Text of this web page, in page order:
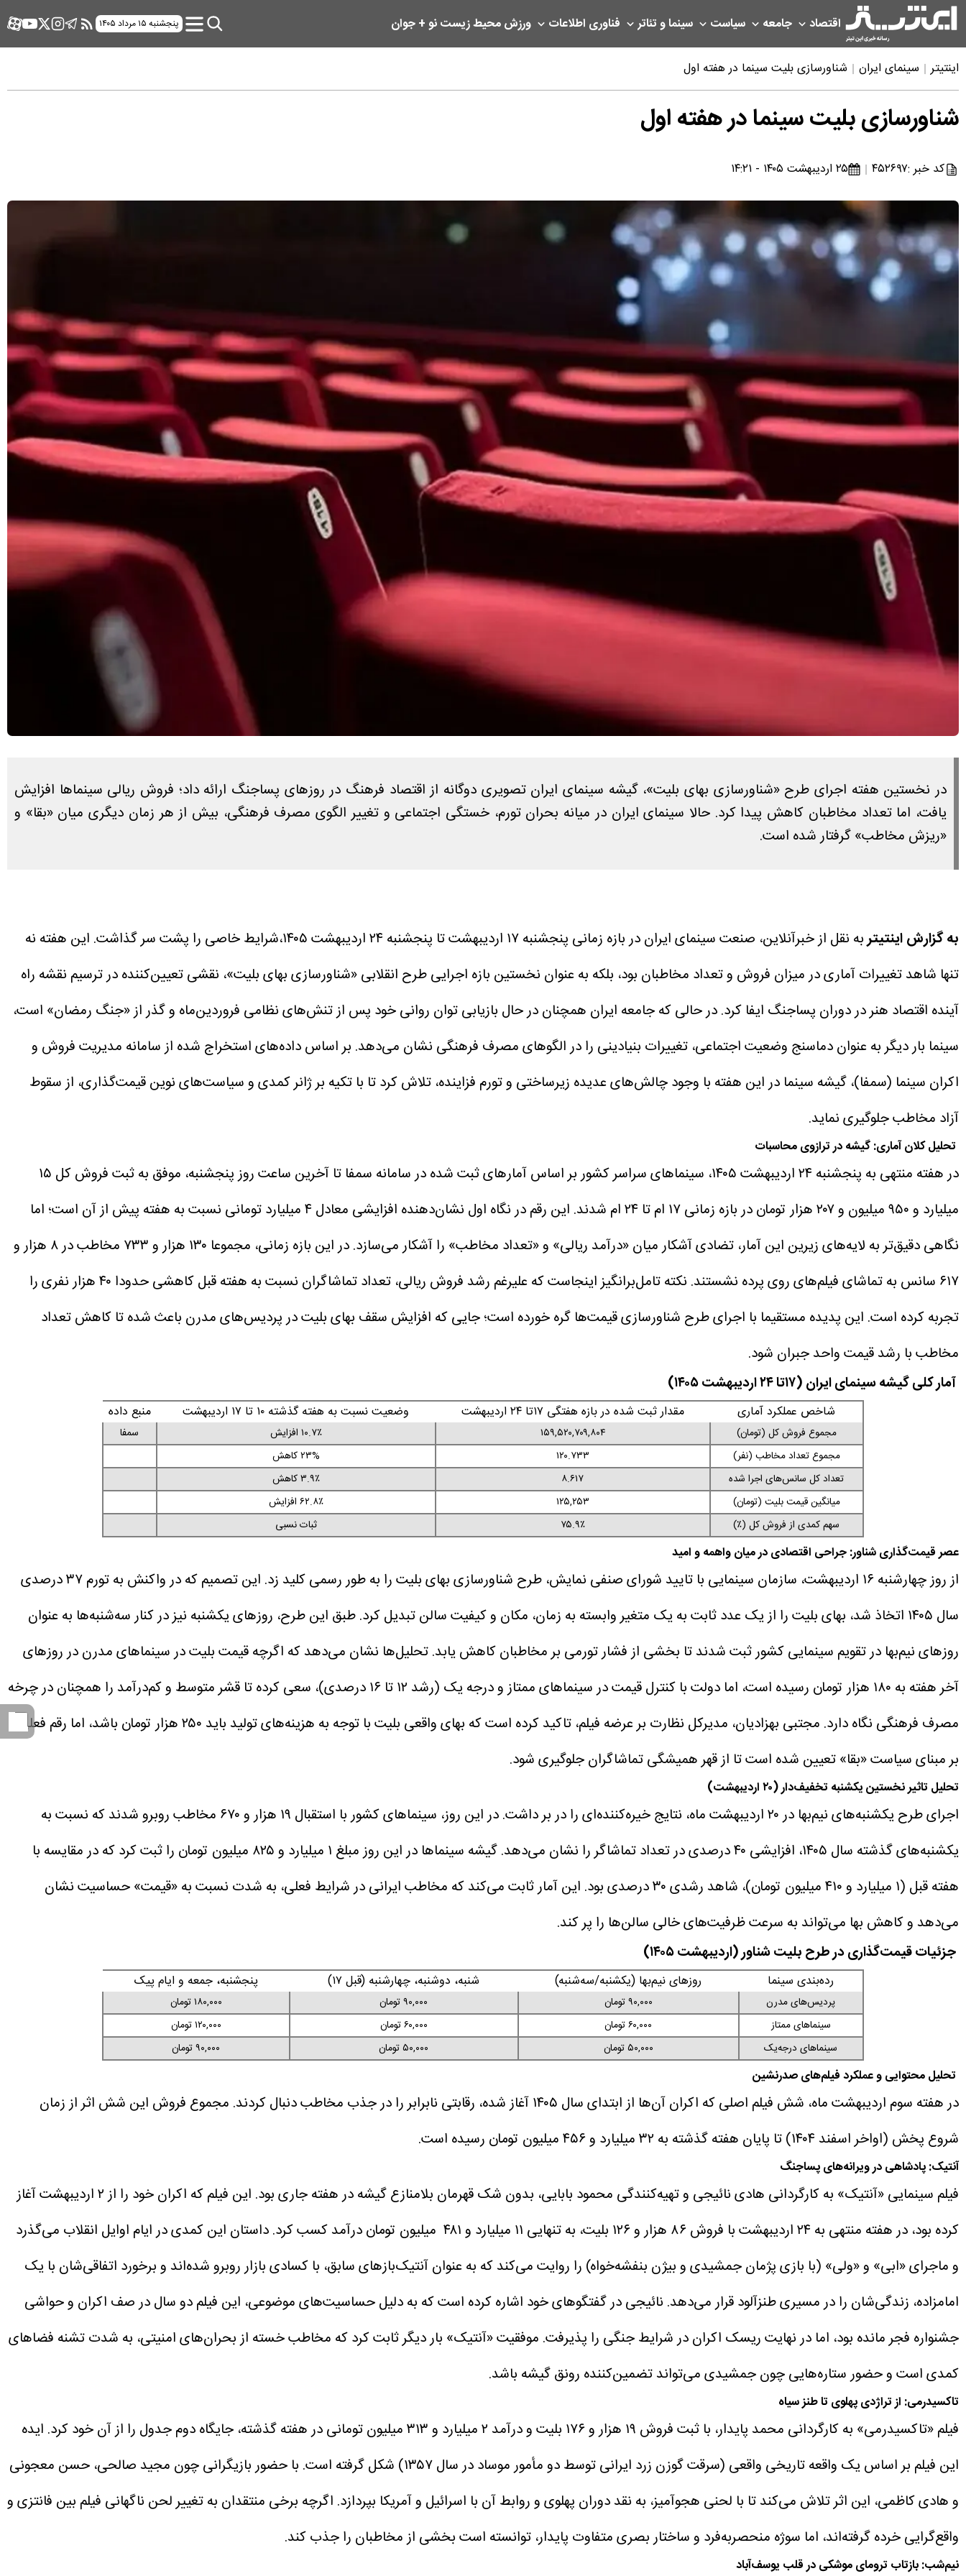
اقتصاد جامعه سیاست سینما و تئاتر فناوری اطلاعات ورزشمحیط زیستنو + جوان پنجشنبه ۱۵ مرداد ۱۴۰۵
اینتیتر سینمای ایران شناورسازی بلیت سینما در هفته اول
شناورسازی بلیت سینما در هفته اول
کد خبر :۴۵۲۶۹۷ ۲۵ اردیبهشت ۱۴۰۵ - ۱۴:۲۱
در نخستین هفته اجرای طرح «شناورسازی بهای بلیت»، گیشه سینمای ایران تصویری دوگانه از اقتصاد فرهنگ در روزهای پساجنگ ارائه داد؛ فروش ریالی سینماها افزایش
یافت، اما تعداد مخاطبان کاهش پیدا کرد. حالا سینمای ایران در میانه بحران تورم، خستگی اجتماعی و تغییر الگوی مصرف فرهنگی، بیش از هر زمان دیگری میان «بقا» و
«ریزش مخاطب» گرفتار شده است.
به گزارش اینتیتر
به نقل از خبرآنلاین، صنعت سینمای ایران در بازه زمانی پنجشنبه ۱۷ اردیبهشت تا پنجشنبه ۲۴ اردیبهشت ۱۴۰۵،شرایط خاصی را پشت سر گذاشت. این هفته نه
تنها شاهد تغییرات آماری در میزان فروش و تعداد مخاطبان بود، بلکه به عنوان نخستین بازه اجرایی طرح انقلابی «شناورسازی بهای بلیت»، نقشی تعیین‌کننده در ترسیم نقشه راه
آینده اقتصاد هنر در دوران پساجنگ ایفا کرد.در حالی که جامعه ایران همچنان در حال بازیابی توان روانی خود پس از تنش‌های نظامی فروردین‌ماه و گذر از «جنگ رمضان» است،
سینما بار دیگر به عنوان دماسنج وضعیت اجتماعی، تغییرات بنیادینی را در الگوهای مصرف فرهنگی نشان می‌دهد. بر اساس داده‌های استخراج شده از سامانه مدیریت فروش و
اکران سینما (سمفا)، گیشه سینما در این هفته با وجود چالش‌های عدیده زیرساختی و تورم فزاینده، تلاش کرد تا با تکیه بر ژانر کمدی و سیاست‌های نوین قیمت‌گذاری، از سقوط
آزاد مخاطب جلوگیری نماید.
تحلیل کلان آماری: گیشه در ترازوی محاسبات
در هفته منتهی به پنجشنبه ۲۴ اردیبهشت ۱۴۰۵، سینماهای سراسر کشور بر اساس آمارهای ثبت شده در سامانه سمفا تا آخرین ساعت روز پنجشنبه، موفق به ثبت فروش کل ۱۵
میلیارد و ۹۵۰ میلیون و ۲۰۷ هزار تومان در بازه زمانی ۱۷ ام تا ۲۴ ام شدند.
این رقم در نگاه اول نشان‌دهنده افزایشی معادل ۴ میلیارد تومانی نسبت به هفته پیش از آن است؛ اما
نگاهی دقیق‌تر به لایه‌های زیرین این آمار، تضادی آشکار میان «درآمد ریالی» و «تعداد مخاطب» را آشکار می‌سازد.
در این بازه زمانی، مجموعا ۱۳۰ هزار و ۷۳۳ مخاطب در ۸ هزار و
۶۱۷ سانس به تماشای فیلم‌های روی پرده نشستند. نکته تامل‌برانگیز اینجاست که علیرغم رشد فروش ریالی، تعداد تماشاگران نسبت به هفته قبل کاهشی حدودا ۴۰ هزار نفری را
تجربه کرده است. این پدیده مستقیما با اجرای طرح شناورسازی قیمت‌ها گره خورده است؛ جایی که افزایش سقف بهای بلیت در پردیس‌های مدرن باعث شده تا کاهش تعداد
مخاطب با رشد قیمت واحد جبران شود.
آمار کلی گیشه سینمای ایران (۱۷تا ۲۴ اردیبهشت ۱۴۰۵)
شاخص عملکرد آماری مقدار ثبت شده در بازه هفتگی ۱۷تا ۲۴ اردیبهشت وضعیت نسبت به هفته گذشته ۱۰ تا ۱۷ اردیبهشت منبع داده
مجموع فروش کل (تومان) ۱۵۹,۵۲۰,۷۰۹,۸۰۴ ۱۰.۷٪ افزایش
سمفا
مجموع تعداد مخاطب (نفر)
۱۲۰.۷۳۳
۲۳% کاهش
تعداد کل سانس‌های اجرا شده
۸.۶۱۷
۳.۹٪ کاهش
میانگین قیمت بلیت (تومان)
۱۲۵,۲۵۳
۶۲.۸٪ افزایش
سهم کمدی از فروش کل (٪)
۷۵.۹٪ ثبات نسبی
عصر قیمت‌گذاری شناور: جراحی اقتصادی در میان واهمه و امید
از روز چهارشنبه ۱۶ اردیبهشت، سازمان سینمایی با تایید شورای صنفی نمایش، طرح شناورسازی بهای بلیت را به طور رسمی کلید زد. این تصمیم که در واکنش به تورم ۳۷ درصدی
سال ۱۴۰۵ اتخاذ شد، بهای بلیت را از یک عدد ثابت به یک متغیر وابسته به زمان، مکان و کیفیت سالن تبدیل کرد. طبق این طرح، روزهای یکشنبه نیز در کنار سه‌شنبه‌ها به عنوان
روزهای نیم‌بها در تقویم سینمایی کشور ثبت شدند تا بخشی از فشار تورمی بر مخاطبان کاهش یابد.تحلیل‌ها نشان می‌دهد که اگرچه قیمت بلیت در سینماهای مدرن در روزهای
آخر هفته به ۱۸۰ هزار تومان رسیده است، اما دولت با کنترل قیمت در سینماهای ممتاز و درجه یک (رشد ۱۲ تا ۱۶ درصدی)، سعی کرده تا قشر متوسط و کم‌درآمد را همچنان در چرخه
مصرف فرهنگی نگاه دارد. مجتبی بهزادیان، مدیرکل نظارت بر عرضه فیلم، تاکید کرده است که بهای واقعی بلیت با توجه به هزینه‌های تولید باید ۲۵۰ هزار تومان باشد، اما رقم فعلی
بر مبنای سیاست «بقا» تعیین شده است تا از قهر همیشگی تماشاگران جلوگیری شود.
تحلیل تاثیر نخستین یکشنبه تخفیف‌دار (۲۰ اردیبهشت)
اجرای طرح یکشنبه‌های نیم‌بها در ۲۰ اردیبهشت ماه، نتایج خیره‌کننده‌ای را در بر داشت. در این روز، سینماهای کشور با استقبال ۱۹ هزار و ۶۷۰ مخاطب روبرو شدند که نسبت به
یکشنبه‌های گذشته سال ۱۴۰۵، افزایشی ۴۰ درصدی در تعداد تماشاگر را نشان می‌دهد.
گیشه سینماها در این روز مبلغ ۱ میلیارد و ۸۲۵ میلیون تومان را ثبت کرد که در مقایسه با
هفته قبل (۱ میلیارد و ۴۱۰ میلیون تومان)، شاهد رشدی ۳۰ درصدی بود. این آمار ثابت می‌کند که مخاطب ایرانی در شرایط فعلی، به شدت نسبت به «قیمت» حساسیت نشان
می‌دهد و کاهش بها می‌تواند به سرعت ظرفیت‌های خالی سالن‌ها را پر کند.
جزئیات قیمت‌گذاری در طرح بلیت شناور (اردیبهشت ۱۴۰۵)
رده‌بندی سینما روزهای نیم‌بها (یکشنبه/سه‌شنبه) شنبه، دوشنبه، چهارشنبه (قبل ۱۷) پنجشنبه، جمعه و ایام پیک
پردیس‌های مدرن ۹۰,۰۰۰ تومان ۹۰,۰۰۰ تومان
۱۸۰,۰۰۰ تومان
سینماهای ممتاز
۶۰,۰۰۰ تومان ۶۰,۰۰۰ تومان
۱۲۰,۰۰۰ تومان
سینماهای درجه‌یک
۵۰,۰۰۰ تومان ۵۰,۰۰۰ تومان ۹۰,۰۰۰ تومان
تحلیل محتوایی و عملکرد فیلم‌های صدرنشین
در هفته سوم اردیبهشت ماه، شش فیلم اصلی که اکران آن‌ها از ابتدای سال ۱۴۰۵ آغاز شده، رقابتی نابرابر را در جذب مخاطب دنبال کردند. مجموع فروش این شش اثر از زمان
شروع پخش (اواخر اسفند ۱۴۰۴) تا پایان هفته گذشته به ۳۲ میلیارد و ۴۵۶ میلیون تومان رسیده است.
آنتیک: پادشاهی در ویرانه‌های پساجنگ
فیلم سینمایی «آنتیک» به کارگردانی هادی نائیجی و تهیه‌کنندگی محمود بابایی، بدون شک قهرمان بلامنازع گیشه در هفته جاری بود. این فیلم که اکران خود را از ۲ اردیبهشت آغاز
کرده بود، در هفته منتهی به ۲۴ اردیبهشت با فروش ۸۶ هزار و ۱۲۶ بلیت، به تنهایی ۱۱ میلیارد و ۴۸۱ میلیون تومان درآمد کسب کرد.
داستان این کمدی در ایام اوایل انقلاب می‌گذرد
و ماجرای «ابی» و «ولی» (با بازی پژمان جمشیدی و بیژن بنفشه‌خواه) را روایت می‌کند که به عنوان آنتیک‌بازهای سابق، با کسادی بازار روبرو شده‌اند و برخورد اتفاقی‌شان با یک
امامزاده، زندگی‌شان را در مسیری طنزآلود قرار می‌دهد. نائیجی در گفتگوهای خود اشاره کرده است که به دلیل حساسیت‌های موضوعی، این فیلم دو سال در صف اکران و حواشی
جشنواره فجر مانده بود، اما در نهایت ریسک اکران در شرایط جنگی را پذیرفت. موفقیت «آنتیک» بار دیگر ثابت کرد که مخاطب خسته از بحران‌های امنیتی، به شدت تشنه فضاهای
کمدی است و حضور ستاره‌هایی چون جمشیدی می‌تواند تضمین‌کننده رونق گیشه باشد.
تاکسیدرمی: از تراژدی پهلوی تا طنز سیاه
فیلم «تاکسیدرمی» به کارگردانی محمد پایدار، با ثبت فروش ۱۹ هزار و ۱۷۶ بلیت و درآمد ۲ میلیارد و ۳۱۳ میلیون تومانی در هفته گذشته، جایگاه دوم جدول را از آن خود کرد. ایده
این فیلم بر اساس یک واقعه تاریخی واقعی (سرقت گوزن زرد ایرانی توسط دو مأمور موساد در سال ۱۳۵۷) شکل گرفته است.
با حضور بازیگرانی چون مجید صالحی، حسن معجونی
و هادی کاظمی، این اثر تلاش می‌کند تا با لحنی هجوآمیز، به نقد دوران پهلوی و روابط آن با اسرائیل و آمریکا بپردازد. اگرچه برخی منتقدان به تغییر لحن ناگهانی فیلم بین فانتزی و
واقع‌گرایی خرده گرفته‌اند، اما سوژه منحصربه‌فرد و ساختار بصری متفاوت پایدار، توانسته است بخشی از مخاطبان را جذب کند.
نیم‌شب: بازتاب ترومای موشکی در قلب یوسف‌آباد